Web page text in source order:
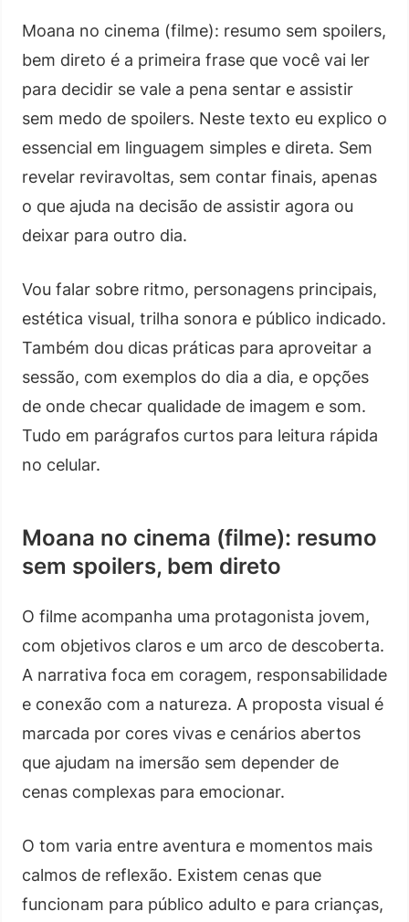
Moana no cinema (filme): resumo sem spoilers,
bem direto é a primeira frase que você vai ler
para decidir se vale a pena sentar e assistir
sem medo de spoilers. Neste texto eu explico o
essencial em linguagem simples e direta. Sem
revelar reviravoltas, sem contar finais, apenas
o que ajuda na decisão de assistir agora ou
deixar para outro dia.
Vou falar sobre ritmo, personagens principais,
estética visual, trilha sonora e público indicado.
Também dou dicas práticas para aproveitar a
sessão, com exemplos do dia a dia, e opções
de onde checar qualidade de imagem e som.
Tudo em parágrafos curtos para leitura rápida
no celular.
Moana no cinema (filme): resumo
sem spoilers, bem direto
O filme acompanha uma protagonista jovem,
com objetivos claros e um arco de descoberta.
A narrativa foca em coragem, responsabilidade
e conexão com a natureza. A proposta visual é
marcada por cores vivas e cenários abertos
que ajudam na imersão sem depender de
cenas complexas para emocionar.
O tom varia entre aventura e momentos mais
calmos de reflexão. Existem cenas que
funcionam para público adulto e para crianças,